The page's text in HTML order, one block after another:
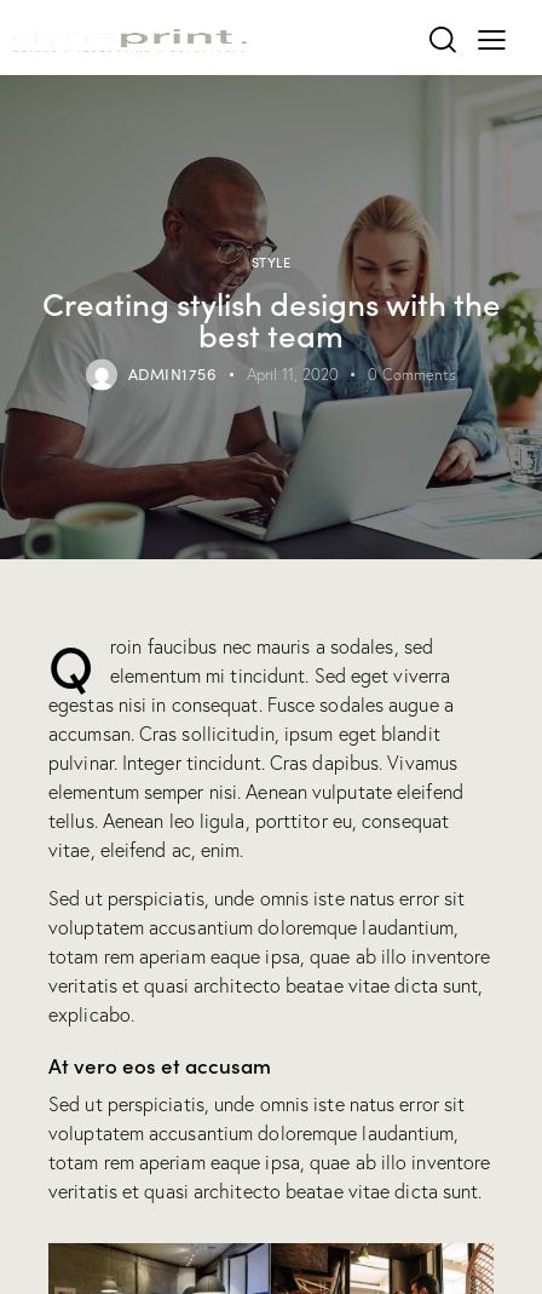
STYLE
Creating stylish designs with the
best team
ADMIN1756 April 11, 2020 0 Comments
Q
roin faucibus nec mauris a sodales, sed
elementum mi tincidunt. Sed eget viverra
egestas nisi in consequat. Fusce sodales augue a
accumsan. Cras sollicitudin, ipsum eget blandit
pulvinar. Integer tincidunt. Cras dapibus. Vivamus
elementum semper nisi. Aenean vulputate eleifend
tellus. Aenean leo ligula, porttitor eu, consequat
vitae, eleifend ac, enim.
Sed ut perspiciatis, unde omnis iste natus error sit
voluptatem accusantium doloremque laudantium,
totam rem aperiam eaque ipsa, quae ab illo inventore
veritatis et quasi architecto beatae vitae dicta sunt,
explicabo.
At vero eos et accusam
Sed ut perspiciatis, unde omnis iste natus error sit
voluptatem accusantium doloremque laudantium,
totam rem aperiam eaque ipsa, quae ab illo inventore
veritatis et quasi architecto beatae vitae dicta sunt.